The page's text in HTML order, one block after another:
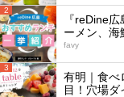
2
『reDine
ーメン、海
favy
3
有明｜食べ
目！穴場ダ